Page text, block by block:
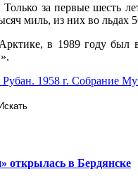
за первые шесть
миль, из них во льдах
в 1989 году был
открылась в Бердянске